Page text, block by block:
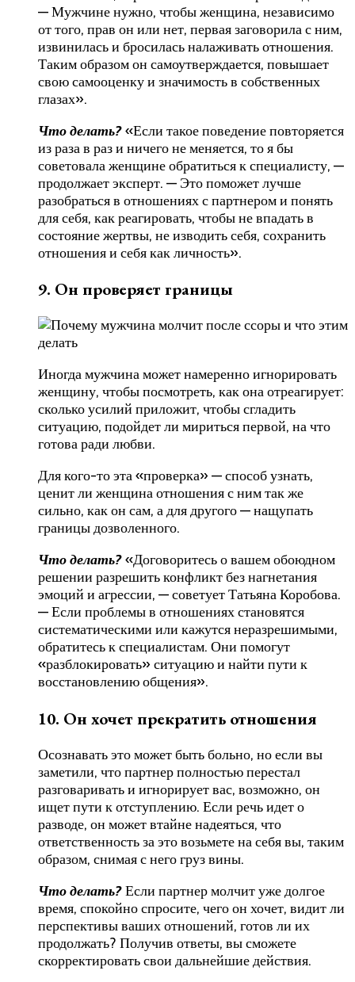
— Мужчине нужно, чтобы женщина, независимо
от того, прав он или нет, первая заговорила с ним,
извинилась и бросилась налаживать отношения.
Таким образом он самоутверждается, повышает
свою самооценку и значимость в собственных
глазах».
Что делать?«Если такое поведение повторяется
из раза в раз и ничего не меняется, то я бы
советовала женщине обратиться к специалисту, —
продолжает эксперт. — Это поможет лучше
разобраться в отношениях с партнером и понять
для себя, как реагировать, чтобы не впадать в
состояние жертвы, не изводить себя, сохранить
отношения и себя как личность».
9. Он проверяет границы
Иногда мужчина может намеренно игнорировать
женщину, чтобы посмотреть, как она отреагирует:
сколько усилий приложит, чтобы сгладить
ситуацию, подойдет ли мириться первой, на что
готова ради любви.
Для кого-то эта «проверка» — способ узнать,
ценит ли женщина отношения с ним так же
сильно, как он сам, а для другого — нащупать
границы дозволенного.
Что делать?«Договоритесь о вашем обоюдном
решении разрешить конфликт без нагнетания
эмоций и агрессии, — советует Татьяна Коробова.
— Если проблемы в отношениях становятся
систематическими или кажутся неразрешимыми,
обратитесь к специалистам. Они помогут
«разблокировать» ситуацию и найти пути к
восстановлению общения».
10. Он хочет прекратить отношения
Осознавать это может быть больно, но если вы
заметили, что партнер полностью перестал
разговаривать и игнорирует вас, возможно, он
ищет пути к отступлению. Если речь идет о
разводе, он может втайне надеяться, что
ответственность за это возьмете на себя вы, таким
образом, снимая с него груз вины.
Что делать?Если партнер молчит уже долгое
время, спокойно спросите, чего он хочет, видит ли
перспективы ваших отношений, готов ли их
продолжать? Получив ответы, вы сможете
скорректировать свои дальнейшие действия.